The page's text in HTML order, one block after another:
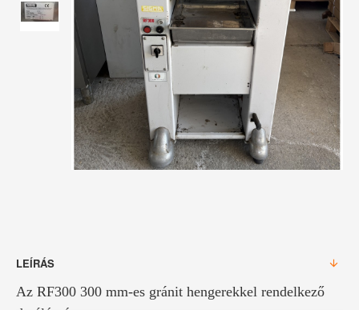
LEÍRÁS
Az RF300 300 mm-es gránit hengerekkel rendelkező